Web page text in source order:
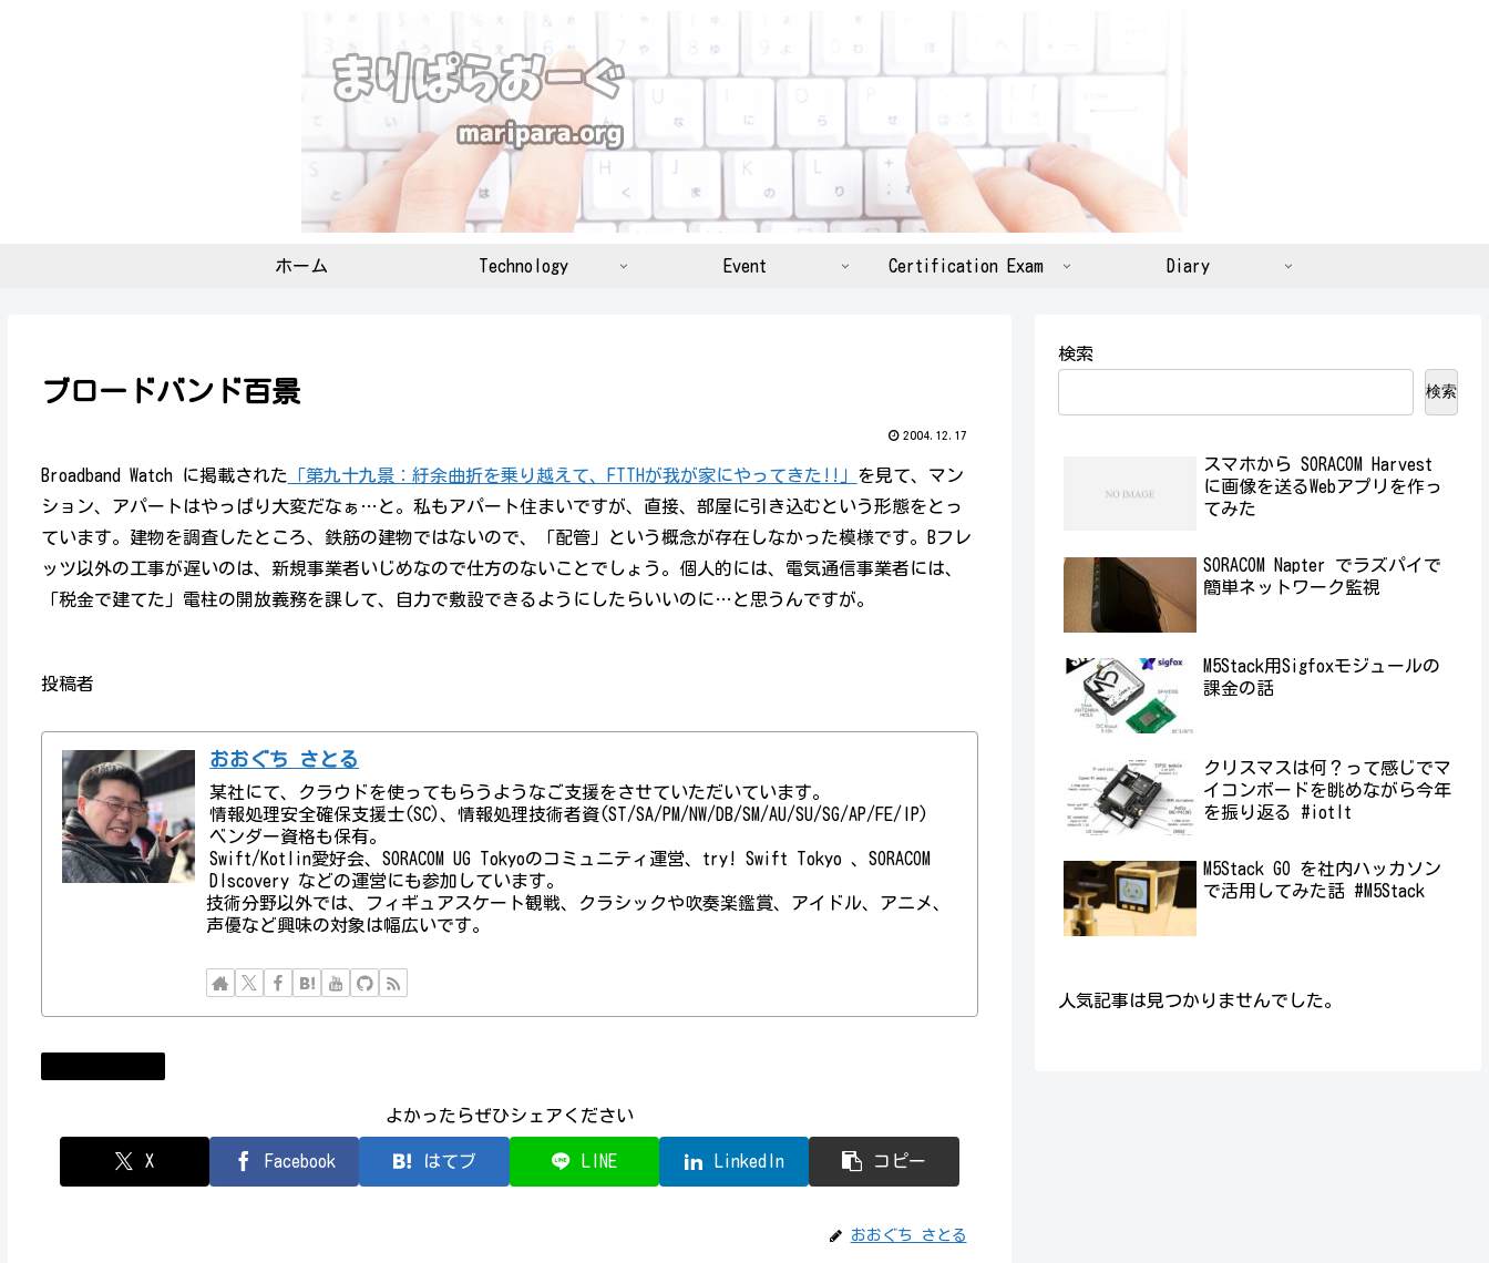
ホーム Technology Event Certification Exam Diary
ブロードバンド百景
2004.12.17
Broadband Watch に掲載された 「第九十九景：紆余曲折を乗り越えて、FTTHが我が家にやってきた!!」 を見て、マン
ション、アパートはやっぱり大変だなぁ…と。私もアパート住まいですが、直接、部屋に引き込むという形態をとっ
ています。建物を調査したところ、鉄筋の建物ではないので、「配管」という概念が存在しなかった模様です。Bフレ
ッツ以外の工事が遅いのは、新規事業者いじめなので仕方のないことでしょう。個人的には、電気通信事業者には、
「税金で建てた」電柱の開放義務を課して、自力で敷設できるようにしたらいいのに…と思うんですが。
投稿者
おおぐち さとる
某社にて、クラウドを使ってもらうようなご支援をさせていただいています。
情報処理安全確保支援士(SC)、情報処理技術者資(ST/SA/PM/NW/DB/SM/AU/SU/SG/AP/FE/IP)
ベンダー資格も保有。
Swift/Kotlin愛好会、SORACOM UG Tokyoのコミュニティ運営、try! Swift Tokyo 、SORACOM
DIscovery などの運営にも参加しています。
技術分野以外では、フィギュアスケート観戦、クラシックや吹奏楽鑑賞、アイドル、アニメ、
声優など興味の対象は幅広いです。
よかったらぜひシェアください
X Facebook はてブ LINE LinkedIn コピー
おおぐち さとる
検索
検索
スマホから SORACOM Harvest
に画像を送るWebアプリを作っ
てみた
SORACOM Napter でラズパイで
簡単ネットワーク監視
M5Stack用Sigfoxモジュールの
課金の話
クリスマスは何？って感じでマ
イコンボードを眺めながら今年
を振り返る #iotlt
M5Stack GO を社内ハッカソン
で活用してみた話 #M5Stack
人気記事は見つかりませんでした。